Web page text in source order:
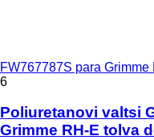
FW767787S para
6
Poliuretanovi valtsi
Grimme RH-E tolva